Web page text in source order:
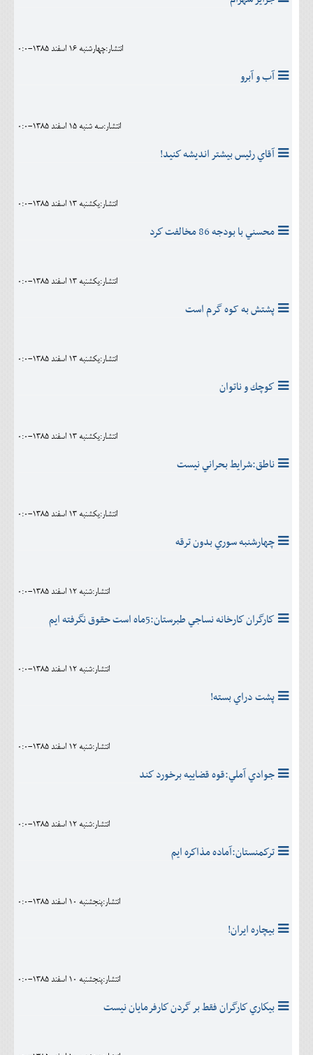
انتشار:چهارشنبه 16 اسفند 1385-0:0
آب و آبرو
انتشار:سه شنبه 15 اسفند 1385-0:0
آقاي رئيس بيشتر انديشه كنيد!
انتشار:يکشنبه 13 اسفند 1385-0:0
محسني با بودجه 86 مخالفت كرد
انتشار:يکشنبه 13 اسفند 1385-0:0
پشتش به کوه گرم است
انتشار:يکشنبه 13 اسفند 1385-0:0
كوچك و ناتوان
انتشار:يکشنبه 13 اسفند 1385-0:0
ناطق:شرايط بحراني نيست
انتشار:يکشنبه 13 اسفند 1385-0:0
چهارشنبه سوري بدون ترقه
انتشار:شنبه 12 اسفند 1385-0:0
كارگران كارخانه نساجي طبرستان:5ماه است حقوق نگرفته ايم
انتشار:شنبه 12 اسفند 1385-0:0
پشت دراي بسته!
انتشار:شنبه 12 اسفند 1385-0:0
جوادي آملي:قوه قضاييه برخورد كند
انتشار:شنبه 12 اسفند 1385-0:0
تركمنستان:آماده مذاكره ايم
انتشار:پنجشنبه 10 اسفند 1385-0:0
بیچاره ایران!
انتشار:پنجشنبه 10 اسفند 1385-0:0
بيكاري كارگران فقط بر گردن كارفرمايان نیست